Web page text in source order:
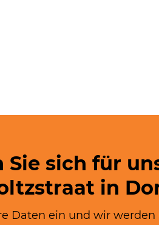
Sie sich für
in
Daten ein und wir